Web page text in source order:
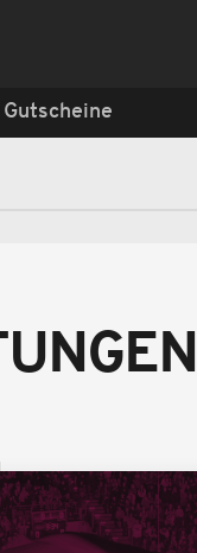
Gutscheine